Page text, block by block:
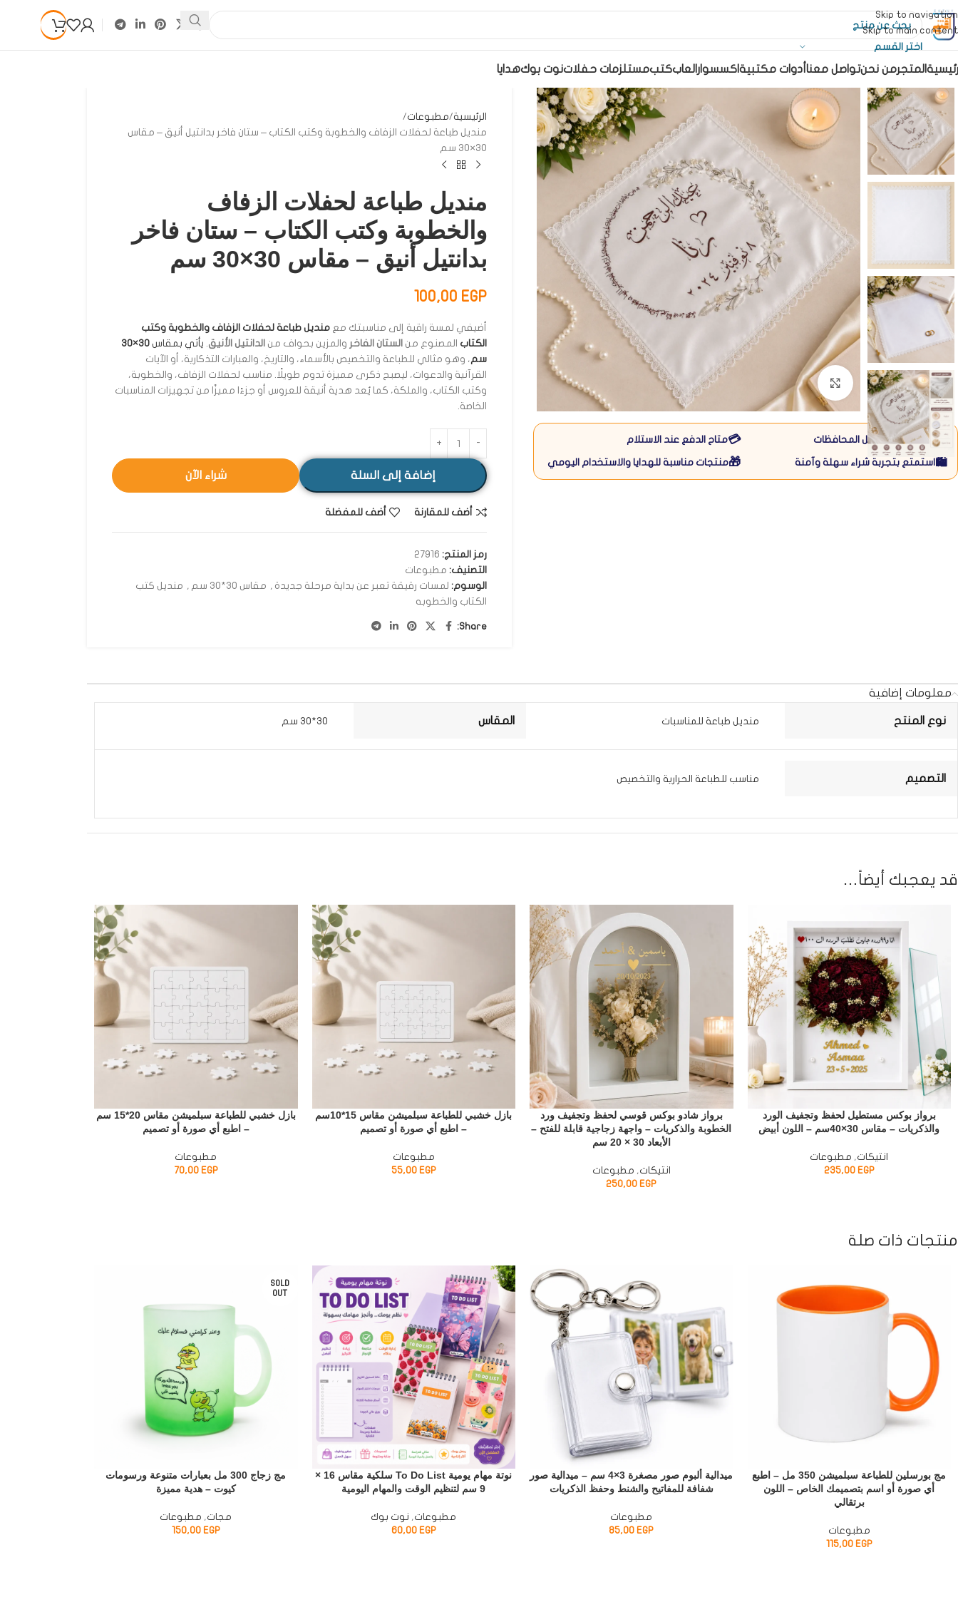
Skip to navigation
Skip to main content
اختر القسم
المتجرمن نحنتواصل معنا أدوات مكتبيةاكسسوار العابكتبمستلزمات حفلاتنوت بوكهدايا
Click to enlarge
🚚متاح التوصيل لكل المحافظات 💳متاح الدفع عند الاستلام
🛍️ استمتع بتجربة شراء سهلة وآمنة 🎁منتجات مناسبة للهدايا والاستخدام اليومي
الرئيسية مطبوعات
منديل طباعة لحفلات الزفاف والخطوبة وكتب الكتاب – ستان فاخر بدانتيل أنيق – مقاس
30×30 سم
منديل طباعة لحفلات الزفاف
والخطوبة وكتب الكتاب – ستان فاخر
بدانتيل أنيق – مقاس 30×30 سم
100,00 EGP
أضيفي لمسة راقية إلى مناسبتك مع منديل طباعة لحفلات الزفاف والخطوبة وكتب
الكتاب المصنوع من الستان الفاخر والمزين بحواف من الدانتيل الأنيق. يأتي بمقاس
30×30
سم، وهو مثالي للطباعة والتخصيص بالأسماء، والتاريخ، والعبارات التذكارية، أو الآيات
القرآنية والدعوات، ليصبح ذكرى مميزة تدوم طويلًا. مناسب لحفلات الزفاف، والخطوبة،
وكتب الكتاب، والملكة، كما يُعد هدية أنيقة للعروس أو جزءًا مميزًا من تجهيزات المناسبات
الخاصة.
إضافة إلى السلة شراء الآن
أضف للمقارنة أضف للمفضلة
رمز المنتج: 27916
التصنيف: مطبوعات
الوسوم: لمسات رقيقة تعبر عن بداية مرحلة جديدة , مقاس 30*30 سم , منديل كتب
الكتاب والخطوبه
Share:
معلومات إضافية
نوع المنتح منديل طباعة للمناسبات المقاس 30*30 سم
التصميم مناسب للطباعة الحرارية والتخصيص
قد يعجبك أيضاً…
برواز بوكس مستطيل لحفظ وتجفيف الورد
والذكريات – مقاس 30×40سم – اللون أبيض
انتيكات , مطبوعات
235,00 EGP
برواز شادو بوكس قوسي لحفظ وتجفيف ورد
الخطوبة والذكريات – واجهة زجاجية قابلة للفتح –
الأبعاد 30 × 20 سم
انتيكات , مطبوعات
250,00EGP
بازل خشبي للطباعة سبلميشن مقاس 15*10سم
– اطبع أي صورة أو تصميم
مطبوعات
55,00 EGP
بازل خشبي للطباعة سبلميشن مقاس 20*15 سم
– اطبع أي صورة أو تصميم
مطبوعات
70,00 EGP
منتجات ذات صلة
مج بورسلين للطباعة سبلميشن 350 مل – اطبع
أي صورة أو اسم بتصميمك الخاص – اللون
برتقالي
مطبوعات
115,00 EGP
ميدالية ألبوم صور مصغرة 3×4 سم – ميدالية صور
شفافة للمفاتيح والشنط وحفظ الذكريات
مطبوعات
85,00EGP
نوتة مهام يومية To Do List سلكية مقاس 16 ×
9 سم لتنظيم الوقت والمهام اليومية
مطبوعات, نوت بوك
60,00 EGP
SOLD
OUT
مج زجاج 300 مل بعبارات متنوعة ورسومات
كيوت – هدية مميزة
مجات, مطبوعات
150,00 EGP